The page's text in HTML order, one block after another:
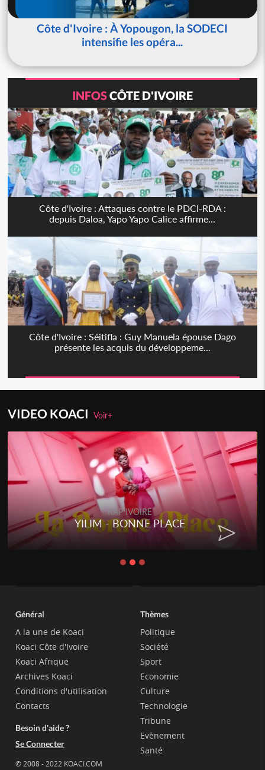
Côte d'Ivoire : À Yopougon, la SODECI
intensifie les opéra...
INFOSCÔTE D'IVOIRE
Côte d'Ivoire : Attaques contre le PDCI-RDA :
depuis Daloa, Yapo Yapo Calice affirme...
Côte d'Ivoire : Séitifla : Guy Manuela épouse Dago
présente les acquis du développeme...
VIDEO KOACIVoir+
RAP IVOIRE
YILIM - BONNE PLACE
Général
A la une de Koaci
Koaci Côte d'Ivoire
Koaci Afrique
Archives Koaci
Conditions d'utilisation
Contacts
Besoin d'aide ?
Se Connecter
© 2008 - 2022 KOACI.COM
Thèmes
Politique
Société
Sport
Economie
Culture
Technologie
Tribune
Evènement
Santé